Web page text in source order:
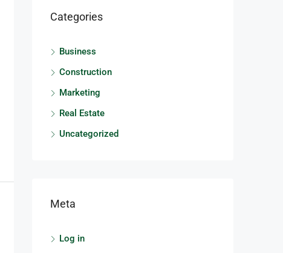
Categories
Business
Construction
Marketing
Real Estate
Uncategorized
Meta
Log in